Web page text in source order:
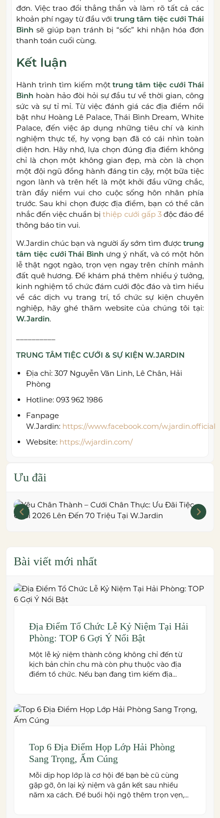
đơn. Việc trao đổi thẳng thắn và làm rõ tất cả các
khoản phí ngay từ đầu vớitrung tâm tiệc cưới Thái
Bình sẽ giúp bạn tránh bị “sốc” khi nhận hóa đơn
thanh toán cuối cùng.
Kết luận
Hành trình tìm kiếm mộttrung tâm tiệc cưới Thái
Bình hoàn hảo đòi hỏi sự đầu tư về thời gian, công
sức và sự tỉ mỉ. Từ việc đánh giá các địa điểm nổi
bật như Hoàng Lê Palace, Thái Bình Dream, White
Palace, đến việc áp dụng những tiêu chí và kinh
nghiệm thực tế, hy vọng bạn đã có cái nhìn toàn
diện hơn. Hãy nhớ, lựa chọn đúng địa điểm không
chỉ là chọn một không gian đẹp, mà còn là chọn
một đội ngũ đồng hành đáng tin cậy, một bữa tiệc
ngon lành và trên hết là một khởi đầu vững chắc,
tràn đầy niềm vui cho cuộc sống hôn nhân phía
trước. Sau khi chọn được địa điểm, bạn có thể cân
nhắc đến việc chuẩn bịthiệp cưới gấp 3độc đáo để
thông báo tin vui.
W.Jardin chúc bạn và người ấy sớm tìm được trung
tâm tiệc cưới Thái Bình ưng ý nhất, và có một hôn
lễ thật ngọt ngào, trọn vẹn ngay trên chính mảnh
đất quê hương. Để khám phá thêm nhiều ý tưởng,
kinh nghiệm tổ chức đám cưới độc đáo và tìm hiểu
về các dịch vụ trang trí, tổ chức sự kiện chuyên
nghiệp, hãy ghé thăm website của chúng tôi tại:
W.Jardin.
TRUNG TÂM TIỆC CƯỚI & SỰ KIỆN W.JARDIN
Địa chỉ: 307 Nguyễn Văn Linh, Lê Chân, Hải
Phòng
Hotline: 093 962 1986
Fanpage
W.Jardin: https://www.facebook.com/w.jardin.official
Website: https://wjardin.com/
Ưu đãi
Bài viết mới nhất
Địa Điểm Tổ Chức Lễ Kỷ Niệm Tại Hải
Phòng: TOP 6 Gợi Ý Nổi Bật
Một lễ kỷ niệm thành công không chỉ đến từ
kịch bản chỉn chu mà còn phụ thuộc vào địa
điểm tổ chức. Nếu bạn đang tìm kiếm địa
ứng nhiều quy mô sự kiện, đừng […]
Top 6 Địa Điểm Họp Lớp Hải Phòng
Sang Trọng, Ấm Cúng
Mỗi dịp họp lớp là cơ hội để bạn bè cũ cùng
gặp gỡ, ôn lại kỷ niệm và gắn kết sau nhiều
năm xa cách. Để buổi hội ngộ thêm trọn vẹn,